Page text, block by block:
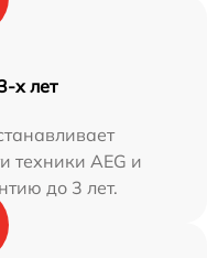
х лет
техники AEG и
до 3 лет.